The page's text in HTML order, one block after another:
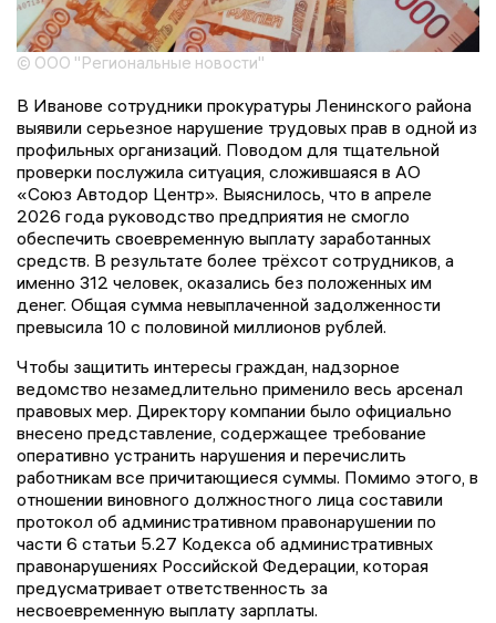
© ООО "Региональные новости"
В Иванове сотрудники прокуратуры Ленинского района
выявили серьезное нарушение трудовых прав в одной из
профильных организаций. Поводом для тщательной
проверки послужила ситуация, сложившаяся в АО
«Союз Автодор Центр». Выяснилось, что в апреле
2026 года руководство предприятия не смогло
обеспечить своевременную выплату заработанных
средств. В результате более трёхсот сотрудников, а
именно 312 человек, оказались без положенных им
денег. Общая сумма невыплаченной задолженности
превысила 10 с половиной миллионов рублей.
Чтобы защитить интересы граждан, надзорное
ведомство незамедлительно применило весь арсенал
правовых мер. Директору компании было официально
внесено представление, содержащее требование
оперативно устранить нарушения и перечислить
работникам все причитающиеся суммы. Помимо этого, в
отношении виновного должностного лица составили
протокол об административном правонарушении по
части 6 статьи 5.27 Кодекса об административных
правонарушениях Российской Федерации, которая
предусматривает ответственность за
несвоевременную выплату зарплаты.